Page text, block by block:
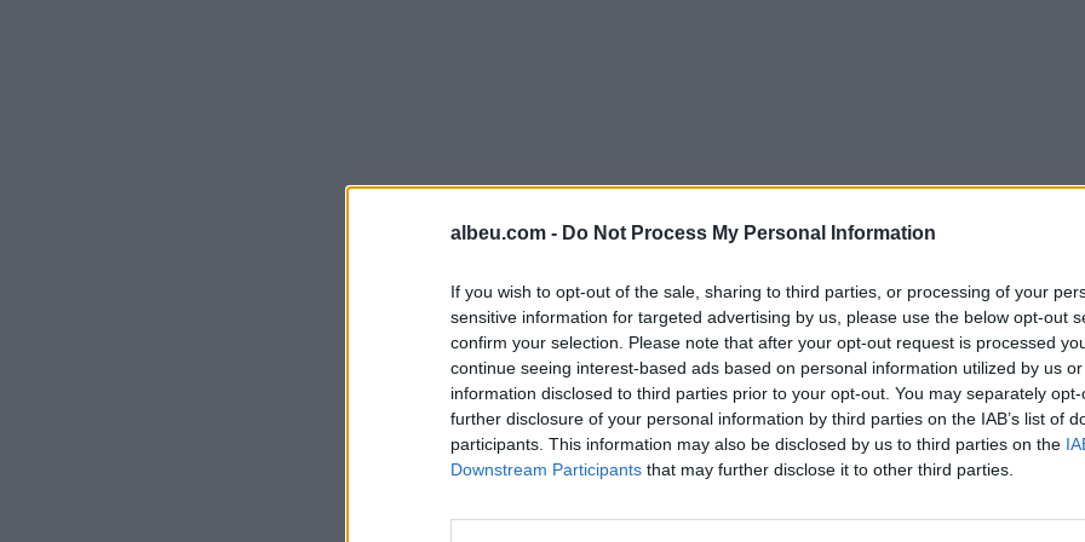
albeu.com - Do Not Process My Personal Information
If you wish to opt-out of the sale, sharing to third parties, or processing of your
sensitive information for targeted advertising by us, please use the below opt-out
confirm your selection. Please note that after your opt-out request is processed
continue seeing interest-based ads based on personal information utilized by us
information disclosed to third parties prior to your opt-out. You may separately
further disclosure of your personal information by third parties on the IAB’s list of
participants. This information may also be disclosed by us to third parties on the
Downstream Participants that may further disclose it to other third parties.